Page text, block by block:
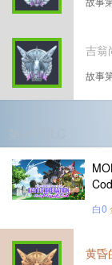
吉翁
故事
白0
黄昏